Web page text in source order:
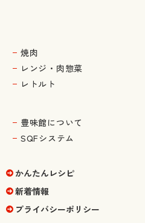
焼肉
レンジ・肉惣菜
レトルト
豊味館について
SQFシステム
かんたんレシピ
新着情報
プライバシーポリシー